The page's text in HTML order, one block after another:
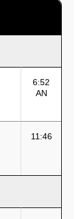
6:52
AN
11:46